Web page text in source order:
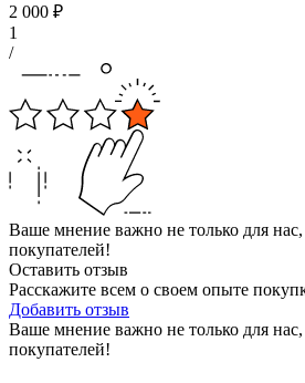
2 000 ₽
1
/
Ваше мнение важно не только для
покупателей!
Оставить отзыв
Расскажите всем о своем опыте
Добавить отзыв
Ваше мнение важно не только для
покупателей!